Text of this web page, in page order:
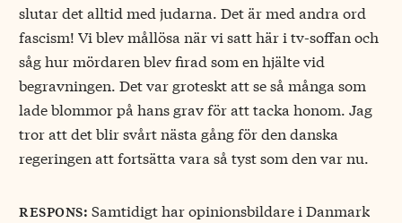
slutar det alltid med judarna. Det är med andra ord
fascism! Vi blev mållösa när vi satt här i tv-soffan och
såg hur mördaren blev firad som en hjälte vid
begravningen. Det var groteskt att se så många som
lade blommor på hans grav för att tacka honom. Jag
tror att det blir svårt nästa gång för den danska
regeringen att fortsätta vara så tyst som den var nu.
respons: Samtidigt har opinionsbildare i Danmark